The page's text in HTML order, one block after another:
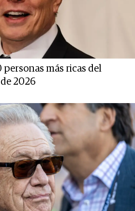
personas más ricas del
2026